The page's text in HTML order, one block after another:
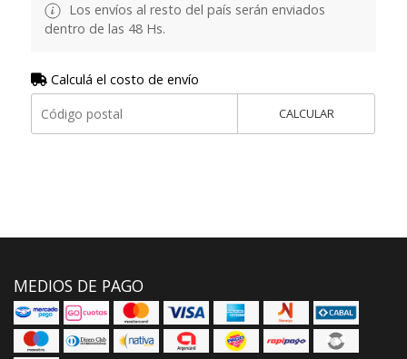
Los envíos al resto del país serán enviados
dentro de las 48 Hs.
Calculá el costo de envío
CALCULAR
MEDIOS DE PAGO